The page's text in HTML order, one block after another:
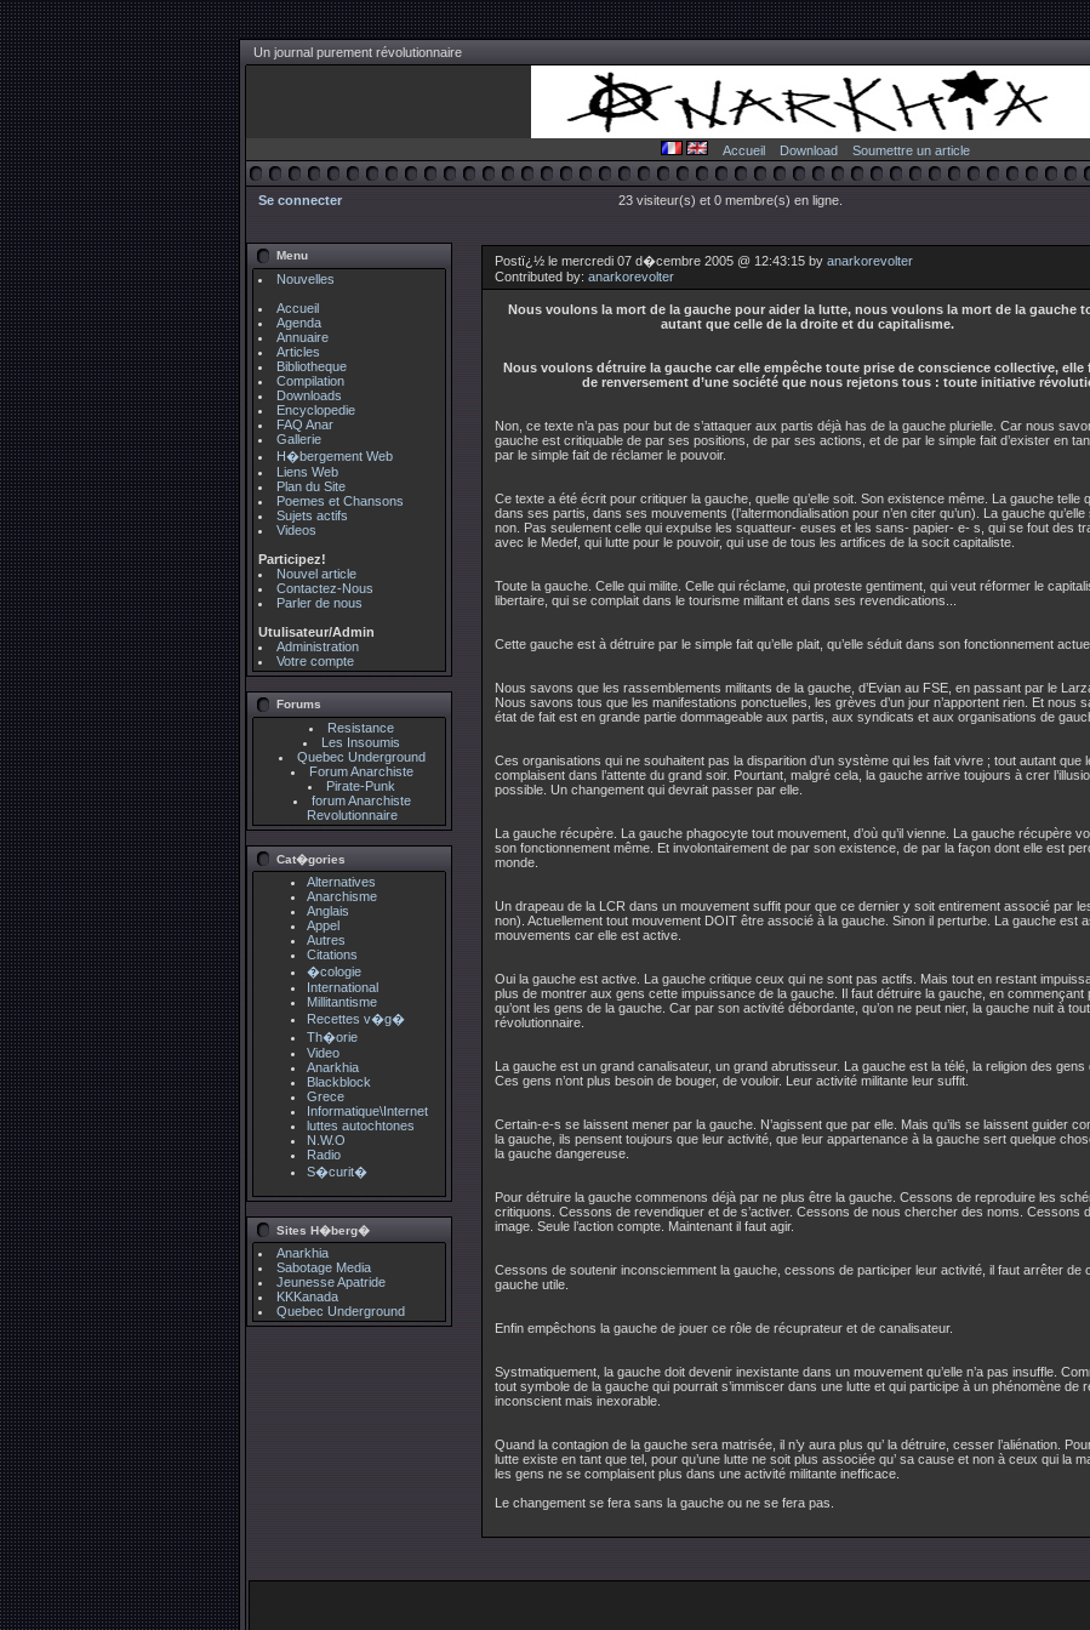
Un journal purement révolutionnaire
Accueil Download Soumettre un article
Se connecter 23 visiteur(s) et 0 membre(s) en ligne.
Menu
Nouvelles
Accueil
Agenda
Annuaire
Articles
Bibliotheque
Compilation
Downloads
Encyclopedie
FAQ Anar
Gallerie
H�bergement Web
Liens Web
Plan du Site
Poemes et Chansons
Sujets actifs
Videos
Participez!
Nouvel article
Contactez-Nous
Parler de nous
Utulisateur/Admin
Administration
Votre compte
Forums
Resistance
Les Insoumis
Quebec Underground
Forum Anarchiste
Pirate-Punk
forum Anarchiste
Revolutionnaire
Cat�gories
Alternatives
Anarchisme
Anglais
Appel
Autres
Citations
�cologie
International
Millitantisme
Recettes v�g�
Th�orie
Video
Anarkhia
Blackblock
Grece
Informatique\Internet
luttes autochtones
N.W.O
Radio
S�curit�
Sites H�berg�
Anarkhia
Sabotage Media
Jeunesse Apatride
KKKanada
Quebec Underground
Postï¿½ le mercredi 07 d�cembre 2005 @ 12:43:15 by anarkorevolter
Contributed by: anarkorevolter
Nous voulons la mort de la gauche pour aider la lutte, nous voulons la mort de la gauche
autant que celle de la droite et du capitalisme.
Nous voulons détruire la gauche car elle empêche toute prise de conscience collective,
de renversement d’une société que nous rejetons tous : toute initiative
Non, ce texte n’a pas pour but de s’attaquer aux partis déjà has de la gauche plurielle. Car nous
gauche est critiquable de par ses positions, de par ses actions, et de par le simple fait d’exister en
par le simple fait de réclamer le pouvoir.
Ce texte a été écrit pour critiquer la gauche, quelle qu’elle soit. Son existence même. La gauche telle
dans ses partis, dans ses mouvements (l’altermondialisation pour n’en citer qu’un). La gauche
non. Pas seulement celle qui expulse les squatteur- euses et les sans- papier- e- s, qui se fout des
avec le Medef, qui lutte pour le pouvoir, qui use de tous les artifices de la socit capitaliste.
Toute la gauche. Celle qui milite. Celle qui réclame, qui proteste gentiment, qui veut réformer le
libertaire, qui se complait dans le tourisme militant et dans ses revendications...
Cette gauche est à détruire par le simple fait qu’elle plait, qu’elle séduit dans son fonctionnement
Nous savons que les rassemblements militants de la gauche, d’Evian au FSE, en passant par le
Nous savons tous que les manifestations ponctuelles, les grèves d’un jour n’apportent rien. Et nous
état de fait est en grande partie dommageable aux partis, aux syndicats et aux organisations de
Ces organisations qui ne souhaitent pas la disparition d’un système qui les fait vivre ; tout autant que
complaisent dans l’attente du grand soir. Pourtant, malgré cela, la gauche arrive toujours à crer
possible. Un changement qui devrait passer par elle.
La gauche récupère. La gauche phagocyte tout mouvement, d’où qu’il vienne. La gauche récupère
son fonctionnement même. Et involontairement de par son existence, de par la façon dont elle est
monde.
Un drapeau de la LCR dans un mouvement suffit pour que ce dernier y soit entirement associé par
non). Actuellement tout mouvement DOIT être associé à la gauche. Sinon il perturbe. La gauche est
mouvements car elle est active.
Oui la gauche est active. La gauche critique ceux qui ne sont pas actifs. Mais tout en restant
plus de montrer aux gens cette impuissance de la gauche. Il faut détruire la gauche, en commençant
qu’ont les gens de la gauche. Car par son activité débordante, qu’on ne peut nier, la gauche nuit à
révolutionnaire.
La gauche est un grand canalisateur, un grand abrutisseur. La gauche est la télé, la religion des gens
Ces gens n’ont plus besoin de bouger, de vouloir. Leur activité militante leur suffit.
Certain-e-s se laissent mener par la gauche. N’agissent que par elle. Mais qu’ils se laissent guider
la gauche, ils pensent toujours que leur activité, que leur appartenance à la gauche sert quelque
la gauche dangereuse.
Pour détruire la gauche commenons déjà par ne plus être la gauche. Cessons de reproduire les
critiquons. Cessons de revendiquer et de s’activer. Cessons de nous chercher des noms. Cessons
image. Seule l’action compte. Maintenant il faut agir.
Cessons de soutenir inconsciemment la gauche, cessons de participer leur activité, il faut arrêter de
gauche utile.
Enfin empêchons la gauche de jouer ce rôle de récuprateur et de canalisateur.
Systmatiquement, la gauche doit devenir inexistante dans un mouvement qu’elle n’a pas insuffle.
tout symbole de la gauche qui pourrait s’immiscer dans une lutte et qui participe à un phénomène de
inconscient mais inexorable.
Quand la contagion de la gauche sera matrisée, il n’y aura plus qu’ la détruire, cesser l’aliénation.
lutte existe en tant que tel, pour qu’une lutte ne soit plus associée qu’ sa cause et non à ceux qui la
les gens ne se complaisent plus dans une activité militante inefficace.
Le changement se fera sans la gauche ou ne se fera pas.